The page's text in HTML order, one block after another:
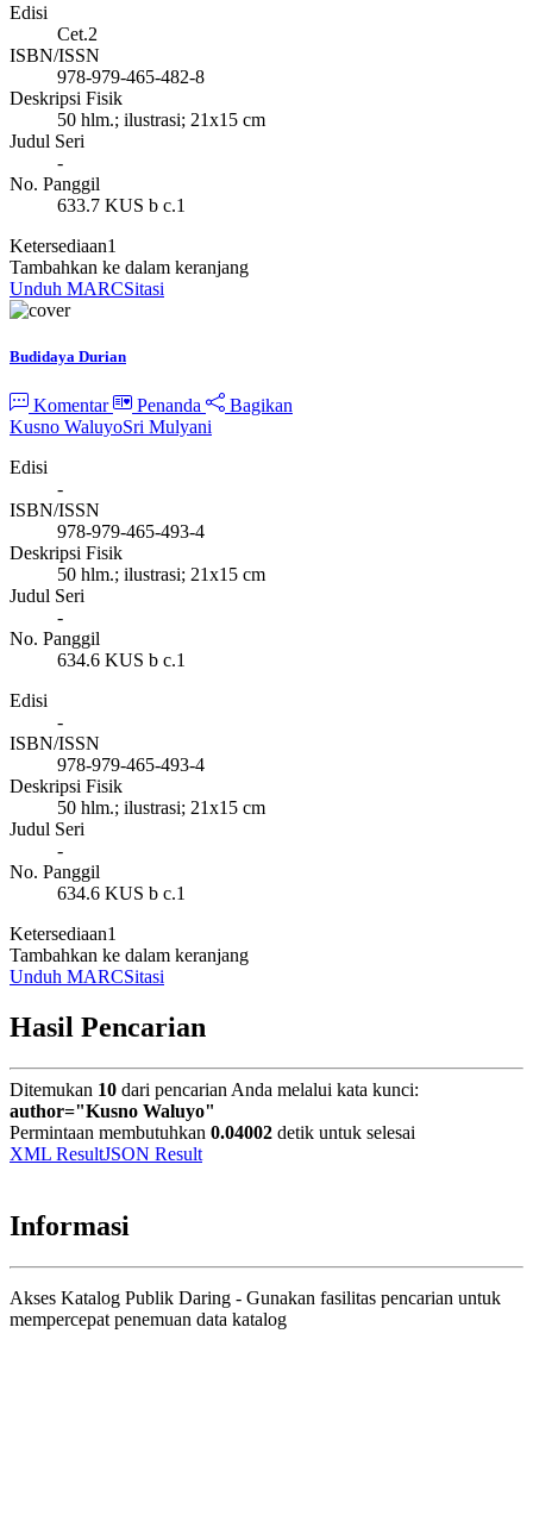
Edisi
Cet.2
ISBN/ISSN
978-979-465-482-8
Deskripsi Fisik
50 hlm.; ilustrasi; 21x15 cm
Judul Seri
-
No. Panggil
633.7 KUS b c.1
Ketersediaan1
Tambahkan ke dalam keranjang
Unduh MARCSitasi
Budidaya Durian
Komentar Penanda
Bagikan
Kusno WaluyoSri Mulyani
Edisi
-
ISBN/ISSN
978-979-465-493-4
Deskripsi Fisik
50 hlm.; ilustrasi; 21x15 cm
Judul Seri
-
No. Panggil
634.6 KUS b c.1
Edisi
-
ISBN/ISSN
978-979-465-493-4
Deskripsi Fisik
50 hlm.; ilustrasi; 21x15 cm
Judul Seri
-
No. Panggil
634.6 KUS b c.1
Ketersediaan1
Tambahkan ke dalam keranjang
Unduh MARCSitasi
Hasil Pencarian
Ditemukan 10 dari pencarian Anda melalui kata kunci:
author="Kusno Waluyo"
Permintaan membutuhkan 0.04002 detik untuk selesai
XML ResultJSON Result
Informasi
Akses Katalog Publik Daring - Gunakan fasilitas pencarian untuk
mempercepat penemuan data katalog